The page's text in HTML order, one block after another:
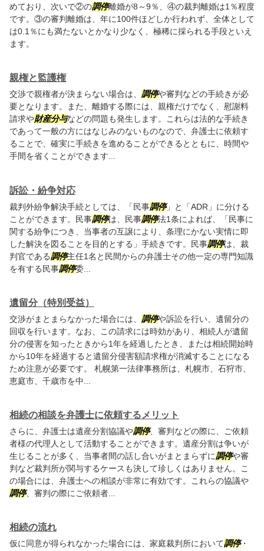
めており、次いで②の調停離婚が8～9％、④の裁判離婚は1％程度
です。③の審判離婚は、年に100件ほどしか行われず、全体として
は0.1％にも満たないとかなり少なく、極稀に採られる手段といえ
ます。
親権と監護権
交渉で親権者が決まらない場合は、 調停や審判などの手続きが必
要となります。また、離婚する際には、親権だけでなく、慰謝料
請求や財産分与などの問題も発生します。これらは法的な手続き
であって一般の方にはなじみのないものなので、弁護士に依頼す
ることで、確実に手続きを進めることができるとともに、時間や
手間を省くことができます...
訴訟・紛争対応
裁判外紛争解決手続としては、「民事調停」と「ADR」に分ける
ことができます。民事調停は、民事調停法1条によれば、「民事に
関する紛争につき、当事者の互譲により、条理にかない実情に即
した解決を図ることを目的とする」手続きです。民事調停は、裁
判官である調停主任1名と民間からの弁護士その他一定の専門知識
を有する民事調停委...
遺留分（特別受益）
交渉がまとまらなかった場合には、 調停や訴訟を行い、遺留分の
回収を行います。なお、この請求には時効があり、相続人が遺留
分の侵害を知ったときから1年を経過したとき、または相続開始時
から10年を経過すると遺留分侵害額請求権が消滅することになる
ため注意が必要です。 札幌第一法律事務所は、札幌市、石狩市、
恵庭市、千歳市を中...
相続の相談を弁護士に依頼するメリット
さらに、弁護士は遺産分割協議や調停、審判などの際に、ご依頼
者様の代理人として活動することができます。遺産分割は争いが
生じることが多く、当事者間の話し合いがまとまらずに調停や審
判など裁判所が関与するケースも決して珍しくはありません。こ
の場合には、弁護士への相談が非常に有効です。これらの協議や
調停、審判の際にご依頼者...
相続の流れ
仮に同意が得られなかった場合には、家庭裁判所において調停・